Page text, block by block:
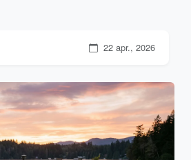
22 apr., 2026